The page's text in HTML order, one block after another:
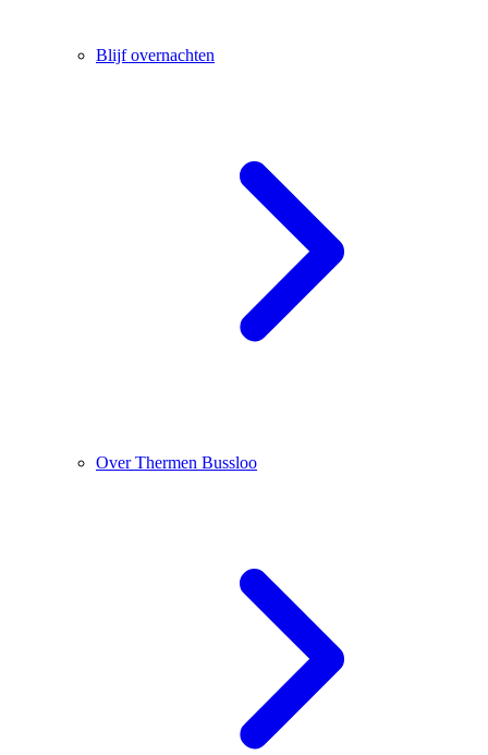
Blijf overnachten
Over Thermen Bussloo